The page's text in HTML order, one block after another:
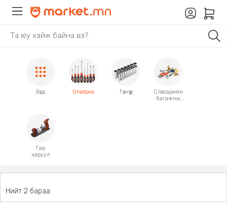
Бүгд Отвёрка Түлхүүр
Слесарийн
багажны
Гар
харуул
Нийт 2 бараа